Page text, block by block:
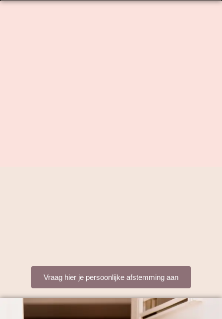
Vraag hier je persoonlijke afstemming aan